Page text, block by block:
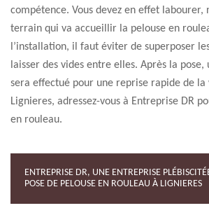
compétence. Vous devez en effet
terrain qui va accueillir la pelouse en
l’installation, il faut éviter de superposer
laisser des vides entre elles. Après la
sera effectué pour une reprise rapide de la
Lignieres, adressez-vous à Entreprise DR
en rouleau.
ENTREPRISE DR, UNE ENTREPRISE
POSE DE PELOUSE EN ROULEAU À LIGNIERES